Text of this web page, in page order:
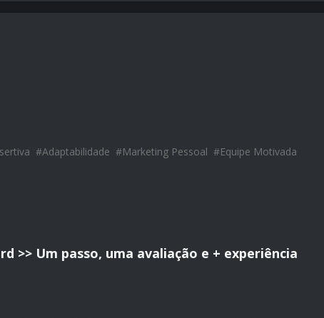
#Adaptabilidade #Marketing Pessoal #Equipe Motivada
>> Um passo, uma avaliação e + experiência